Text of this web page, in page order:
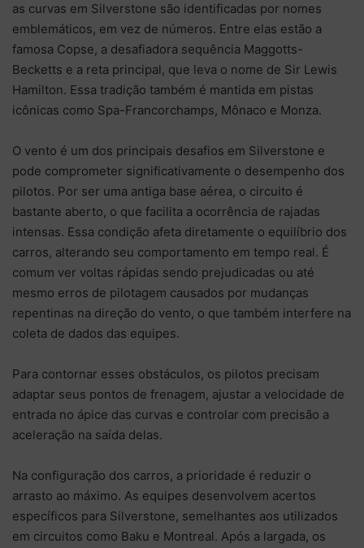
as curvas em Silverstone são identificadas por nomes
emblemáticos, em vez de números. Entre elas estão a
famosa Copse, a desafiadora sequência Maggotts-
Becketts e a reta principal, que leva o nome de Sir Lewis
Hamilton. Essa tradição também é mantida em pistas
icônicas como Spa-Francorchamps, Mônaco e Monza.
O vento é um dos principais desafios em Silverstone e
pode comprometer significativamente o desempenho dos
pilotos. Por ser uma antiga base aérea, o circuito é
bastante aberto, o que facilita a ocorrência de rajadas
intensas. Essa condição afeta diretamente o equilíbrio dos
carros, alterando seu comportamento em tempo real. É
comum ver voltas rápidas sendo prejudicadas ou até
mesmo erros de pilotagem causados por mudanças
repentinas na direção do vento, o que também interfere na
coleta de dados das equipes.
Para contornar esses obstáculos, os pilotos precisam
adaptar seus pontos de frenagem, ajustar a velocidade de
entrada no ápice das curvas e controlar com precisão a
aceleração na saída delas.
Na configuração dos carros, a prioridade é reduzir o
arrasto ao máximo. As equipes desenvolvem acertos
específicos para Silverstone, semelhantes aos utilizados
em circuitos como Baku e Montreal. Após a largada, os